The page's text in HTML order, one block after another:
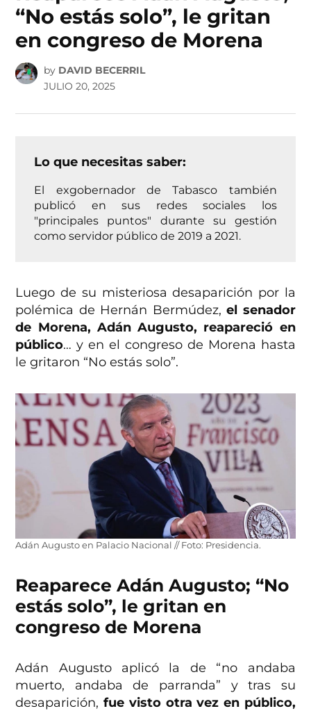
“No estás solo”, le gritan
en congreso de Morena
by DAVID BECERRIL
JULIO 20, 2025
Lo que necesitas saber:
El exgobernador de Tabasco también
publicó en sus redes sociales los
"principales puntos" durante su gestión
como servidor público de 2019 a 2021.
Luego de su misteriosa desaparición por la
polémica de Hernán Bermúdez,el senador
de Morena, Adán Augusto, reapareció en
público… y en el congreso de Morena hasta
le gritaron “No estás solo”.
Adán Augusto en Palacio Nacional // Foto: Presidencia.
Reaparece Adán Augusto; “No
estás solo”, le gritan en
congreso de Morena
Adán Augusto aplicó la de “no andaba
muerto, andaba de parranda” y tras su
desaparición,fue visto otra vez en público,